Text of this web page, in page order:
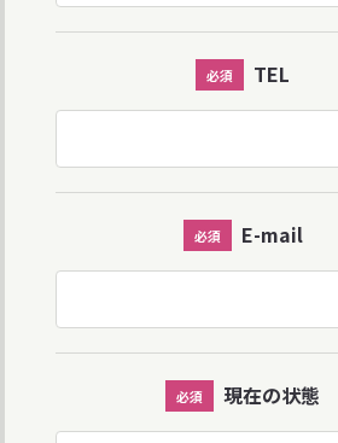
必須 TEL
必須 E-mail
必須 現在の状態